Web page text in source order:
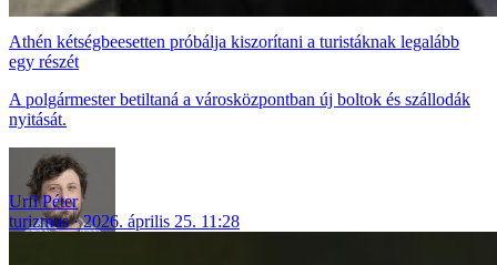
Athén kétségbeesetten próbálja kiszorítani a turistáknak legalább
egy részét
A polgármester betiltaná a városközpontban új boltok és szállodák
nyitását.
Urfi Péter
turizmus
2026. április 25. 11:28